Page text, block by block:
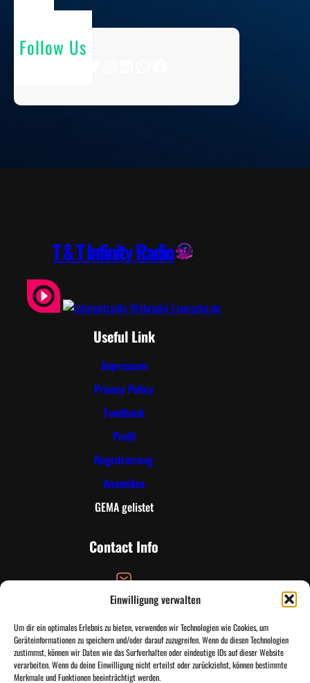
Einwilligung verwalten
Um dir ein optimales Erlebnis zu bieten, verwenden wir Technologien wie Cookies, um
Geräteinformationen zu speichern und/oder darauf zuzugreifen. Wenn du diesen Technologien
zustimmst, können wir Daten wie das Surfverhalten oder eindeutige IDs auf dieser Website
verarbeiten. Wenn du deine Einwilligung nicht erteilst oder zurückziehst, können bestimmte
Merkmale und Funktionen beeinträchtigt werden.
Follow Us
T & T Infinity Radio
Useful Link
Impressum
Privacy Policy
Feedback
Profil
Registrierung
Anmelden
GEMA gelistet
Contact Info
Email Address
info@tandtinfinityradio.de